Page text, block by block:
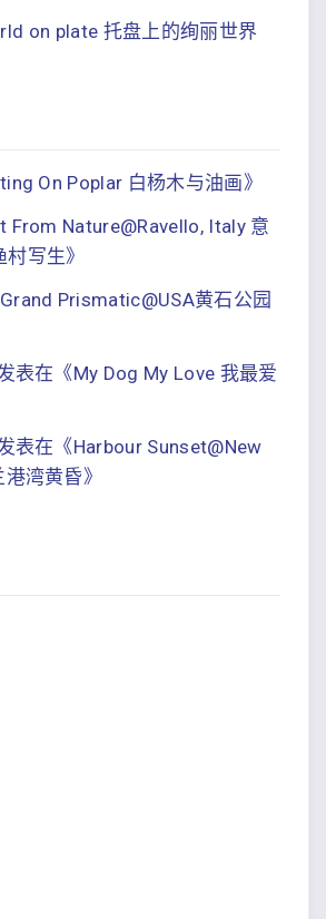
on plate 托盘上的绚丽世界
On Poplar 白杨木与油画》
From Nature@Ravello, Italy 意
村写生》
Prismatic@USA黄石公园
表在《My Dog My Love 我最爱
表在《Harbour Sunset@New
湾黄昏》